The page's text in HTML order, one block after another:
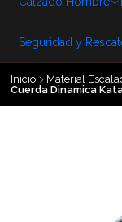
Seguridad y
Inicio Material
Cuerda Dinamica